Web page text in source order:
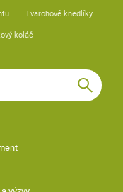
Tvarohové knedlíky
koláč